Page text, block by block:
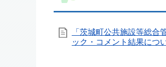
「茨城町公共施設等総合
ック・コメント結果につ